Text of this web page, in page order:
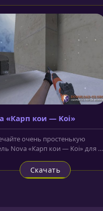
«Карп кои — Koi»
очень простенькую
Nova «Карп кои — Koi» для CS
Скачать